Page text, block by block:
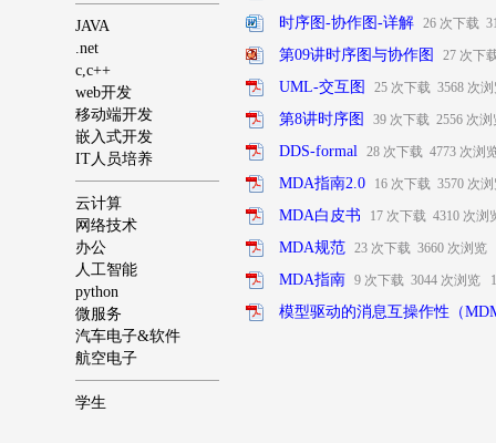
JAVA
.net
c,c++
web开发
移动端开发
嵌入式开发
IT人员培养
云计算
网络技术
办公
人工智能
python
微服务
汽车电子&软件
航空电子
学生
时序图-协作图-详解 26 次下载
第09讲时序图与协作图 27 次下
UML-交互图 25 次下载 3568 次
第8讲时序图 39 次下载 2556 次
DDS-formal 28 次下载 4773 次浏
MDA指南2.0 16 次下载 3570 次
MDA白皮书 17 次下载 4310 次
MDA规范 23 次下载 3660 次浏
MDA指南 9 次下载 3044 次浏览
模型驱动的消息互操作性（